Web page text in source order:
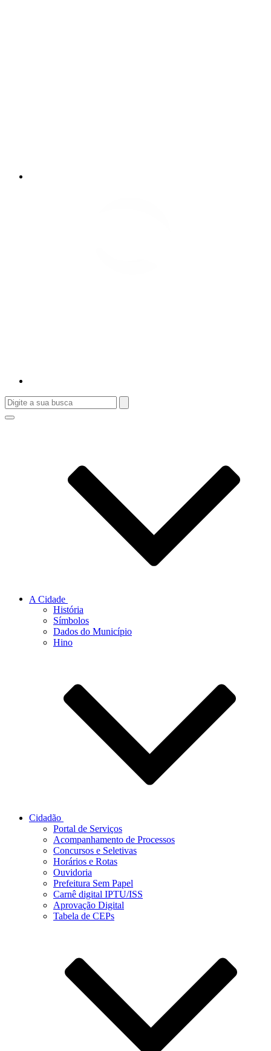
A Cidade
História
Símbolos
Dados do Município
Hino
Cidadão
Portal de Serviços
Acompanhamento de Processos
Concursos e Seletivas
Horários e Rotas
Ouvidoria
Prefeitura Sem Papel
Carnê digital IPTU/ISS
Aprovação Digital
Tabela de CEPs